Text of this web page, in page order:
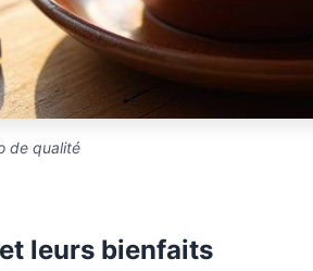
de qualité
leurs bienfaits